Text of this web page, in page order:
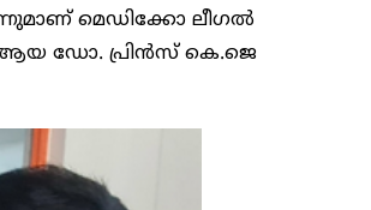
മെഡിക്കോ ലീഗൽ
ഡോ. പ്രിൻസ് കെ.ജെ